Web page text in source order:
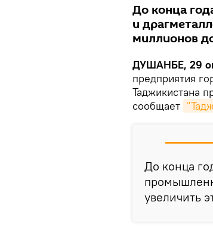
До конца
и
миллионов
ДУШАНБЕ, 29
предприятия
Таджикистана
сообщает
До конца
увеличить